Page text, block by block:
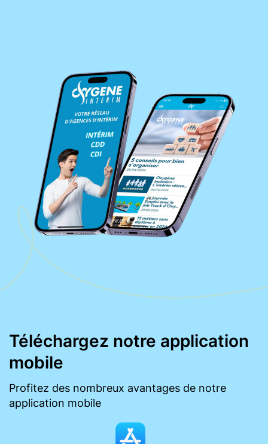
Téléchargez notre application
mobile
Profitez des nombreux avantages de notre
application mobile